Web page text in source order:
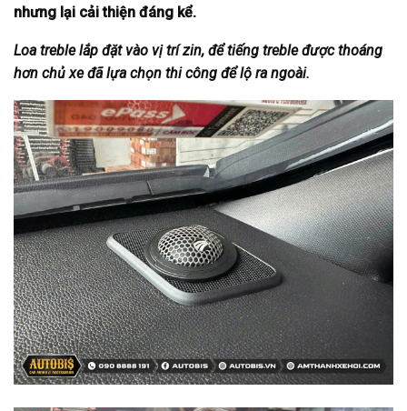
nhưng lại cải thiện đáng kể.
Loa treble lắp đặt vào vị trí zin, để tiếng treble được thoáng
hơn chủ xe đã lựa chọn thi công để lộ ra ngoài.